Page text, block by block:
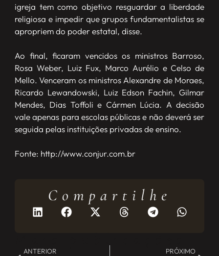
igreja tem como objetivo resguardar a liberdade
religiosa e impedir que grupos fundamentalistas se
apropriem do poder estatal, disse.
Ao final, ficaram vencidos os ministros Barroso,
Rosa Weber, Luiz Fux, Marco Aurélio e Celso de
Mello. Venceram os ministros Alexandre de Moraes,
Ricardo Lewandowski, Luiz Edson Fachin, Gilmar
Mendes, Dias Toffoli e Cármen Lúcia. A decisão
vale apenas para escolas públicas e não deverá ser
seguida pelas instituições privadas de ensino.
Fonte: http://www.conjur.com.br
Compartilhe
ANTERIOR PRÓXIMO